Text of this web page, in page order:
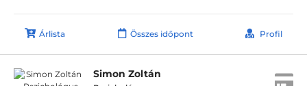
Árlista Összes időpont Profil
Simon Zoltán